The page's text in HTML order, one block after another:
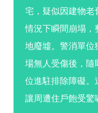
宅，疑似因建物
情況下瞬間崩塌
地廢墟。警消單
場無人受傷後，
位進駐排除障礙
讓周遭住戶飽受驚